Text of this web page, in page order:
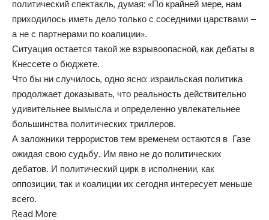
политический спектакль, думая: «По крайней мере, нам
приходилось иметь дело только с соседними царствами –
а не с партнерами по коалиции».
Ситуация остается такой же взрывоопасной, как дебаты в
Кнессете о бюджете.
Что бы ни случилось, одно ясно: израильская политика
продолжает доказывать, что реальность действительно
удивительнее вымысла и определенно увлекательнее
большинства политических триллеров.
А заложники террористов тем временем остаются в Газе
ожидая свою судьбу. Им явно не до политических
дебатов. И политический цирк в исполнении, как
оппозиции, так и коалиции их сегодня интересует меньше
всего.
Read More